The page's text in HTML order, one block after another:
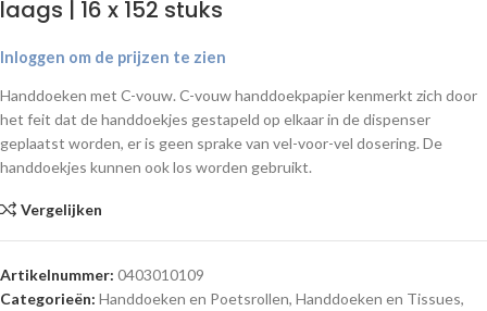
laags | 16 x 152 stuks
Inloggen om de prijzen te zien
Handdoeken met C-vouw. C-vouw handdoekpapier kenmerkt zich door
het feit dat de handdoekjes gestapeld op elkaar in de dispenser
geplaatst worden, er is geen sprake van vel-voor-vel dosering. De
handdoekjes kunnen ook los worden gebruikt.
Vergelijken
Artikelnummer: 0403010109
Categorieën: Handdoeken en Poetsrollen, Handdoeken en Tissues,